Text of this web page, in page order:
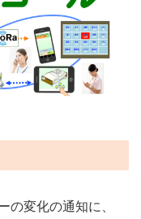
変化の通知に、